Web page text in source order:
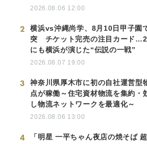
2026.08.06 12:00
2
横浜vs沖縄尚学、8月10日甲子園
突 チケット完売の注目カード
にも横浜が演じた“伝説の一戦”
2026.08.07 19:00
3
神奈川県厚木市に初の自社運営型
点が稼働～住宅資材物流を集約・
し物流ネットワークを最適化～
2026.08.06 13:00
4
「明星 一平ちゃん夜店の焼そば